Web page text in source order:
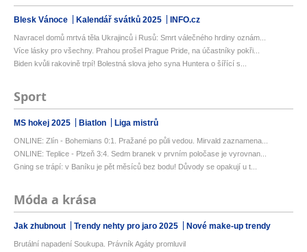
Blesk Vánoce Kalendář svátků 2025 INFO.cz
Navracel domů mrtvá těla Ukrajinců i Rusů: Smrt válečného hrdiny oznám...
Více lásky pro všechny. Prahou prošel Prague Pride, na účastníky pokři...
Biden kvůli rakovině trpí! Bolestná slova jeho syna Huntera o šířící s...
Sport
MS hokej 2025 Biatlon Liga mistrů
ONLINE: Zlín - Bohemians 0:1. Pražané po půli vedou. Mirvald zaznamena...
ONLINE: Teplice - Plzeň 3:4. Sedm branek v prvním poločase je vyrovnan...
Gning se trápí: v Baníku je pět měsíců bez bodu! Důvody se opakují u t...
Móda a krása
Jak zhubnout Trendy nehty pro jaro 2025 Nové make-up trendy
Brutální napadení Soukupa. Právník Agáty promluvil